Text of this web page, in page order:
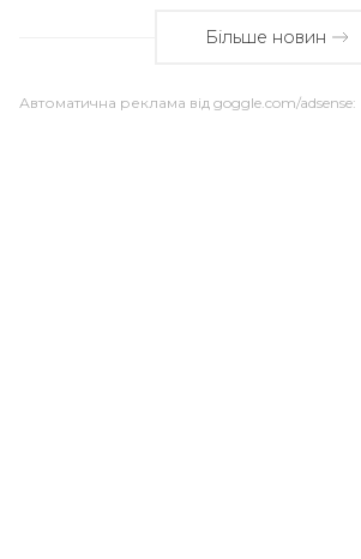
Більше новин
Автоматична реклама від goggle.com/adsense: